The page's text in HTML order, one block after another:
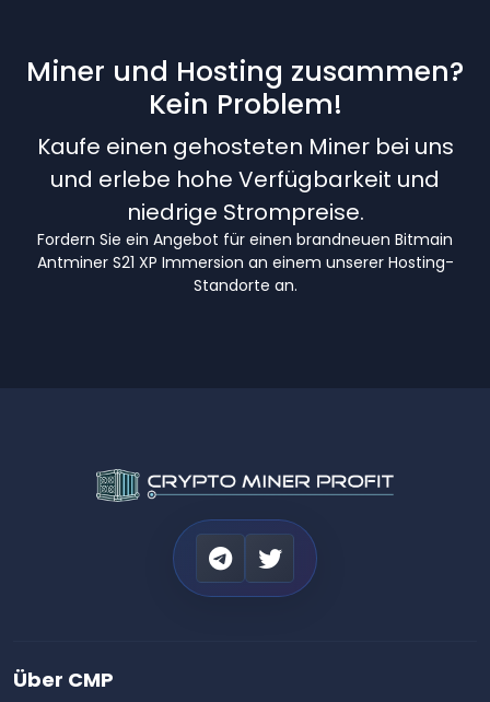
Miner und Hosting zusammen?
Kein Problem!
Kaufe einen gehosteten Miner bei uns
und erlebe hohe Verfügbarkeit und
niedrige Strompreise.
Fordern Sie ein Angebot für einen brandneuen Bitmain
Antminer S21 XP Immersion an einem unserer Hosting-
Standorte an.
Über CMP